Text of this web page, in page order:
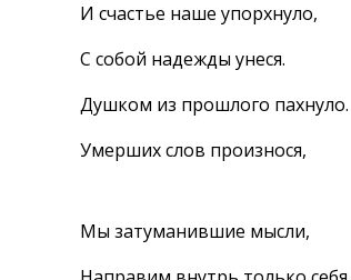
И счастье наше упорхнуло,
С собой надежды унеся.
Душком из прошлого пахнуло.
Умерших слов произнося,
Мы затуманившие мысли,